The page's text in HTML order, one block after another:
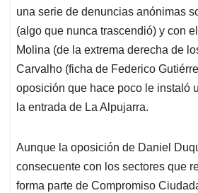
una serie de denuncias anónimas
(algo que nunca trascendió) y con
Molina (de la extrema derecha de
Carvalho (ficha de Federico
oposición que hace poco le instaló
la entrada de La Alpujarra.
Aunque la oposición de Daniel
consecuente con los sectores que
forma parte de Compromiso